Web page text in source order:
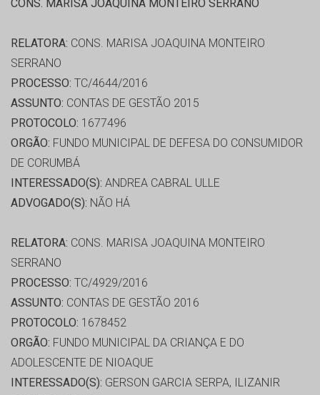
CONS. MARISA JOAQUINA MONTEIRO SERRANO
RELATORA: CONS. MARISA JOAQUINA MONTEIRO
SERRANO
PROCESSO: TC/4644/2016
ASSUNTO: CONTAS DE GESTÃO 2015
PROTOCOLO: 1677496
ORGÃO: FUNDO MUNICIPAL DE DEFESA DO CONSUMIDOR
DE CORUMBÁ
INTERESSADO(S): ANDREA CABRAL ULLE
ADVOGADO(S): NÃO HÁ
RELATORA: CONS. MARISA JOAQUINA MONTEIRO
SERRANO
PROCESSO: TC/4929/2016
ASSUNTO: CONTAS DE GESTÃO 2016
PROTOCOLO: 1678452
ORGÃO: FUNDO MUNICIPAL DA CRIANÇA E DO
ADOLESCENTE DE NIOAQUE
INTERESSADO(S): GERSON GARCIA SERPA, ILIZANIR